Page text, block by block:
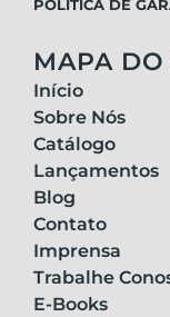
POLÍTICA DE
MAPA DO
Início
Sobre Nós
Catálogo
Lançamentos
Blog
Contato
Imprensa
Trabalhe
E-Books